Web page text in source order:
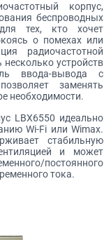
корпус,
беспроводных
тех, кто хочет
о помехах или
радиочастотной
устройств
ввода-вывода с
заменять
необходимости.
LBX6550 идеально
Wi-Fi или Wimax.
стабильную
и может
постоянного
тока.